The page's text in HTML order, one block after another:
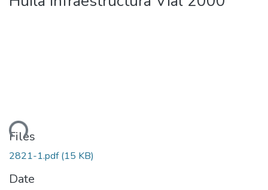
Files
2821-1.pdf(15 KB)
Date